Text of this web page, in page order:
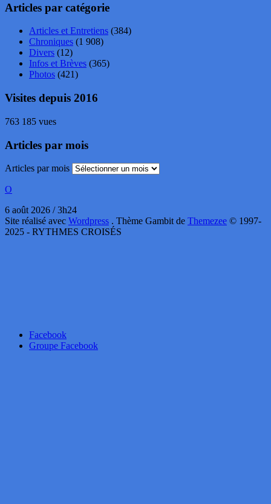
Articles par catégorie
Articles et Entretiens (384)
Chroniques (1 908)
Divers (12)
Infos et Brèves (365)
Photos (421)
Visites depuis 2016
763 185 vues
Articles par mois
Articles par mois
O
6 août 2026 / 3h24
Site réalisé avec Wordpress . Thème Gambit de Themezee © 1997-
2025 - RYTHMES CROISÉS
Facebook
Groupe Facebook